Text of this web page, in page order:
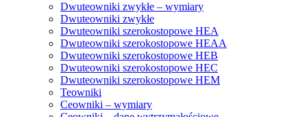
Dwuteowniki zwykłe – wymiary
Dwuteowniki zwykłe
Dwuteowniki szerokostopowe HEA
Dwuteowniki szerokostopowe HEAA
Dwuteowniki szerokostopowe HEB
Dwuteowniki szerokostopowe HEC
Dwuteowniki szerokostopowe HEM
Teowniki
Ceowniki – wymiary